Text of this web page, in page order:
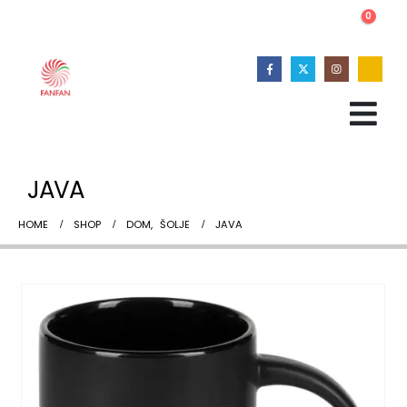
0
JAVA
HOME SHOP DOM, ŠOLJE JAVA